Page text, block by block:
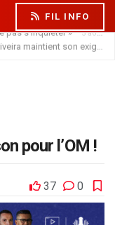
FIL INFO
s’inquiéter »
pour l’OM !
37 0